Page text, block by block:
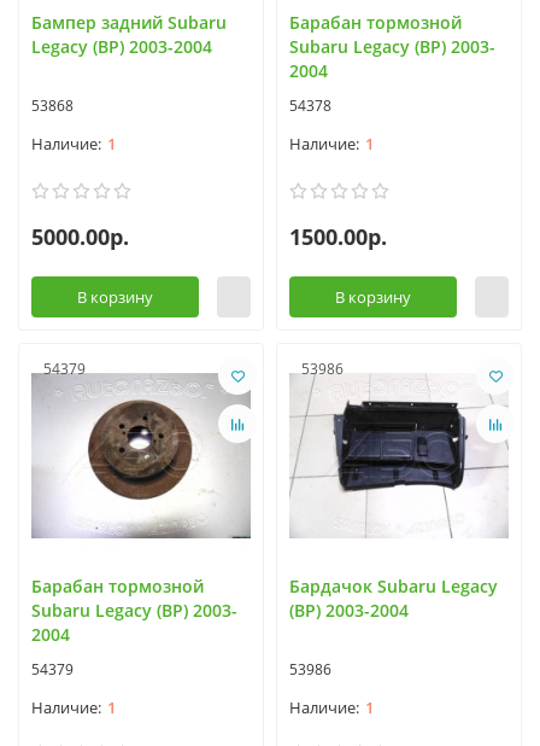
Бампер задний Subaru
Legacy (BP) 2003-2004
53868
1
5000.00р.
В корзину
Барабан тормозной
Subaru Legacy (BP) 2003-
2004
54378
1
1500.00р.
В корзину
54379
Барабан тормозной
Subaru Legacy (BP) 2003-
2004
54379
1
53986
Бардачок Subaru Legacy
(BP) 2003-2004
53986
1